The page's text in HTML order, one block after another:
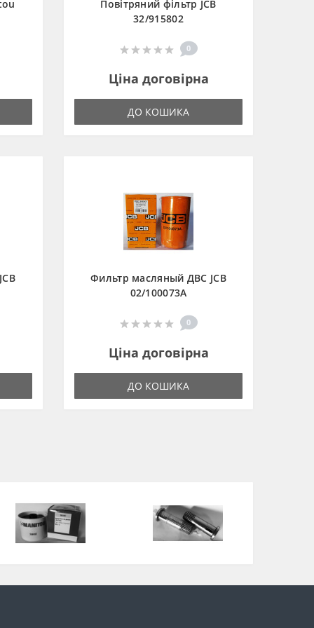
Повітряний фільтр JCB
32/915802
0
Ціна договірна
ДО КОШИКА
Фильтр масляный ДВС JCB
02/100073A
0
Ціна договірна
ДО КОШИКА